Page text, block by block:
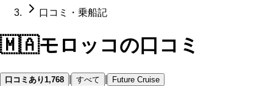
口コミ・乗船記
🇲🇦モロッコの口コミ
口コミあり1,768 すべて Future Cruise